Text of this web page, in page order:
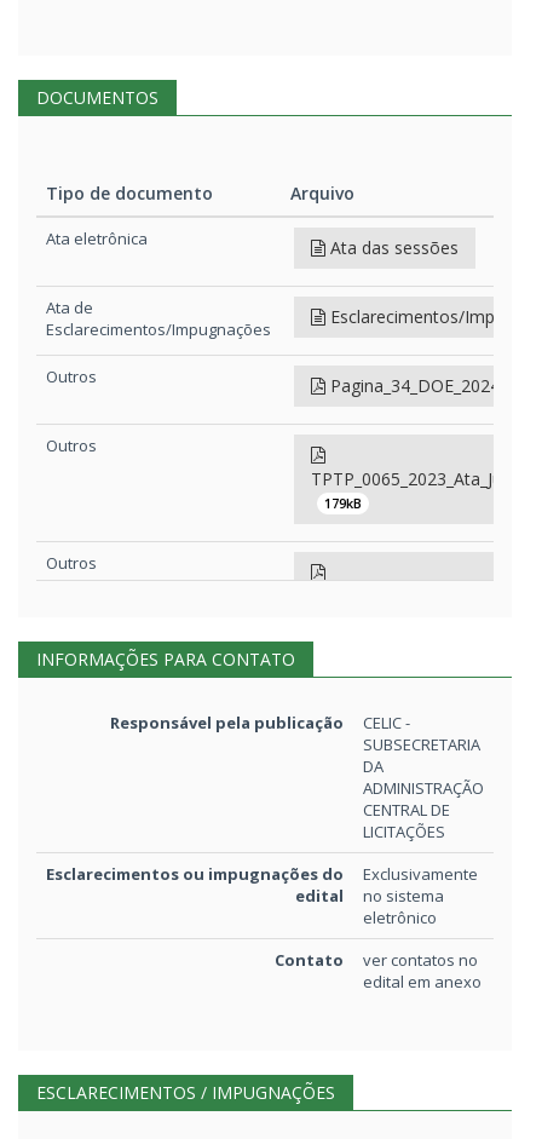
DOCUMENTOS
Tipo de documento
Arquivo
Tipo de documento
Ata eletrônica Ata das sessões
Ata de
Esclarecimentos/Impugnações
Esclarecimentos/
Outros Pagina_34_DOE_2024-08-
Outros
179kB
Outros
Outros
DOE 10 07 2024 Errata
DOE 09 07 2024 Decisão
Outros DOE_05_06_24
Parecer_-
Outros
INFORMAÇÕES PARA CONTATO
Responsável pela publicação
CELIC -
SUBSECRETARIA
DA
ADMINISTRAÇÃO
CENTRAL DE
LICITAÇÕES
Esclarecimentos ou impugnações do
edital
Exclusivamente
no sistema
eletrônico
Contato
ver contatos no
edital em anexo
ESCLARECIMENTOS / IMPUGNAÇÕES